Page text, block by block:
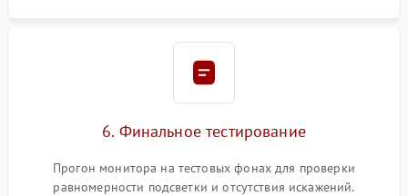
6. Финальное тестирование
Прогон монитора на тестовых фонах для проверки
равномерности подсветки и отсутствия искажений.